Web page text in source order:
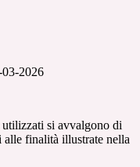
2026
si avvalgono di
alle finalità illustrate nella